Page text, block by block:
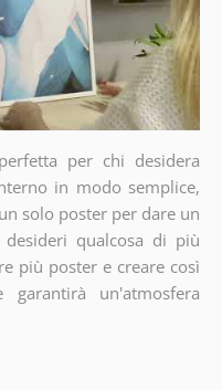
per chi desidera
in modo semplice,
solo poster per dare un
qualcosa di più
più poster e creare così
un'atmosfera